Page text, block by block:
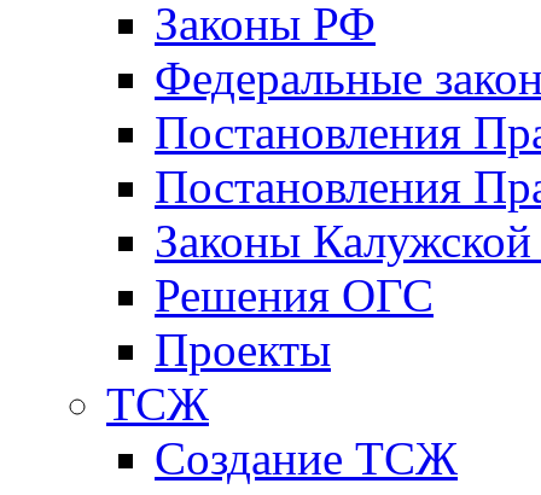
Законы РФ
Федеральные
Постановления
Постановления
Законы Калужской
Решения ОГС
Проекты
ТСЖ
Создание ТСЖ